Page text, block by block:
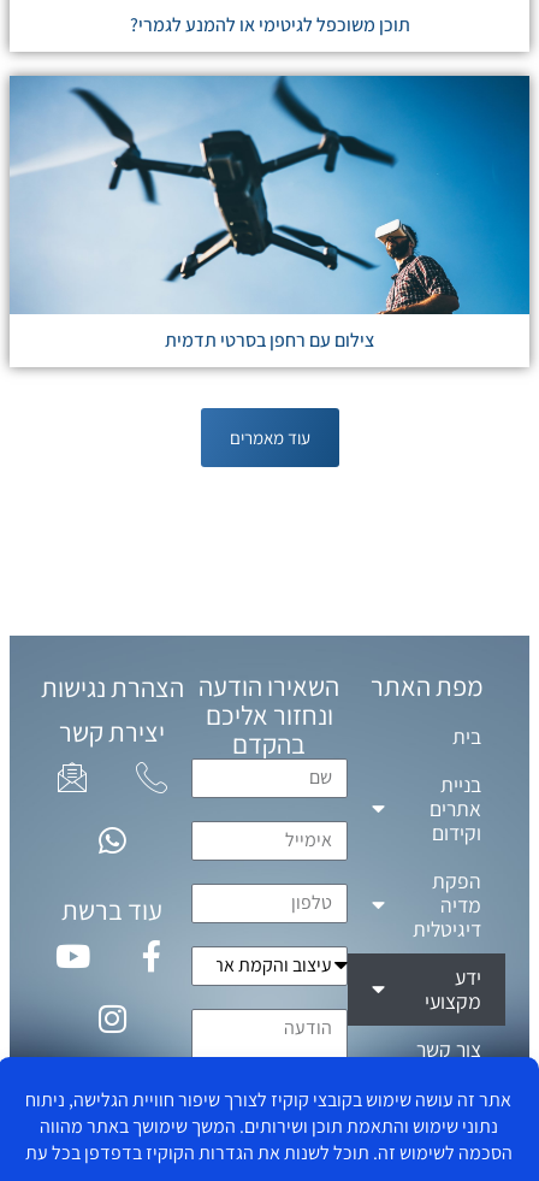
תוכן משוכפל לגיטימי או להמנע לגמרי?
צילום עם רחפן בסרטי תדמית
עוד מאמרים
מפת האתר
בית
בניית
אתרים
וקידום
הפקת
מדיה
דיגיטלית
ידע
מקצועי
צור קשר
תנאי שימוש
מדיניות פרטיות
השאירו הודעה
ונחזור אליכם
בהקדם
הצהרת נגישות
יצירת קשר
עוד ברשת